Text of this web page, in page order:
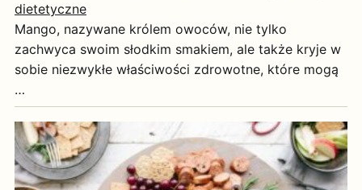
dietetyczne
Mango, nazywane królem owoców, nie tylko
zachwyca swoim słodkim smakiem, ale także kryje w
sobie niezwykłe właściwości zdrowotne, które mogą
…